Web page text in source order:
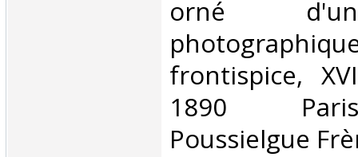
orné
frontispice,
1890
Poussielgue